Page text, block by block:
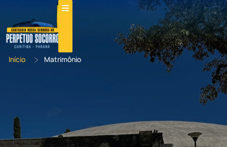
Início > Matrimônio